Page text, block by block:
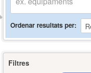
Ordenar resultats per
Filtres